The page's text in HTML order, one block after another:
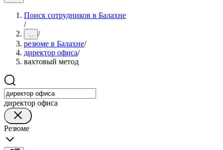
Поиск сотрудников в Балахне
/
... /
резюме в Балахне/
директор офиса/
вахтовый метод
директор офиса
Резюме